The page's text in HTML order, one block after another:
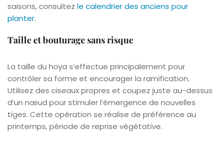
saisons, consultez le calendrier des anciens pour
planter.
Taille et bouturage sans risque
La taille du hoya s’effectue principalement pour
contrôler sa forme et encourager la ramification.
Utilisez des ciseaux propres et coupez juste au-dessus
d’un nœud pour stimuler l’émergence de nouvelles
tiges. Cette opération se réalise de préférence au
printemps, période de reprise végétative.